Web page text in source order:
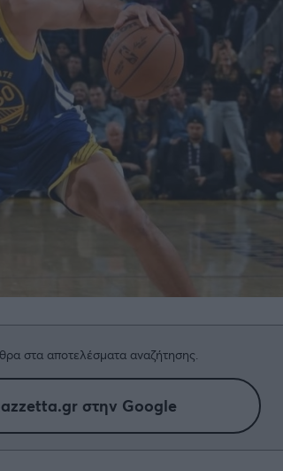
U20
στα αποτελέσματα αναζήτησης.
στην Google